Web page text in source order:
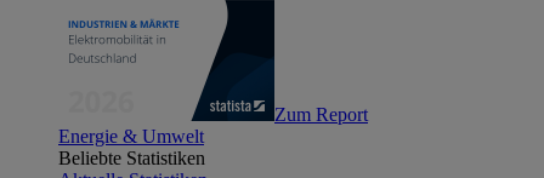
Zum Report
Energie & Umwelt
Beliebte Statistiken